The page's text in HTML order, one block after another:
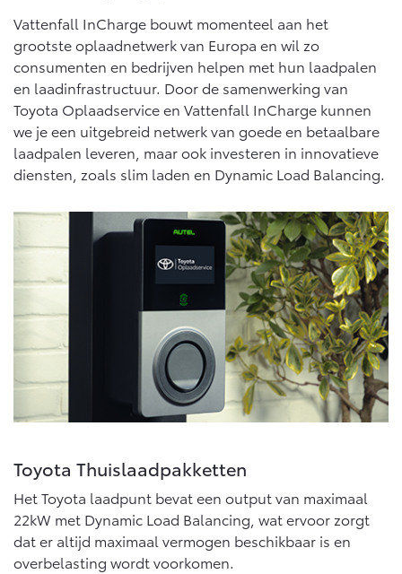
OOK ALS BATTERIJ-
ELEKTRISCH
Vanaf € 46.301,-
OOK ALS BATTERIJ-
ELEKTRISCH
Vanaf € 56.570,-
Land Cruiser (excl. BTW)
Vanaf € 89.986,-
Vattenfall InCharge bouwt momenteel aan het
grootste oplaadnetwerk van Europa en wil zo
consumenten en bedrijven helpen met hun laadpalen
en laadinfrastructuur. Door de samenwerking van
Toyota Oplaadservice en Vattenfall InCharge kunnen
we je een uitgebreid netwerk van goede en betaalbare
laadpalen leveren, maar ook investeren in innovatieve
diensten, zoals slim laden en Dynamic Load Balancing.
Toyota Thuislaadpakketten
Het Toyota laadpunt bevat een output van maximaal
22kW met Dynamic Load Balancing, wat ervoor zorgt
dat er altijd maximaal vermogen beschikbaar is en
overbelasting wordt voorkomen.